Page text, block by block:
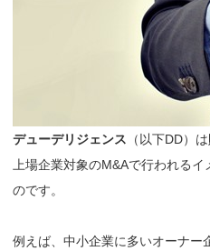
デューデリジェンス （以下DD）
上場企業対象のM&Aで行われる
のです。
例えば、中小企業に多いオーナー